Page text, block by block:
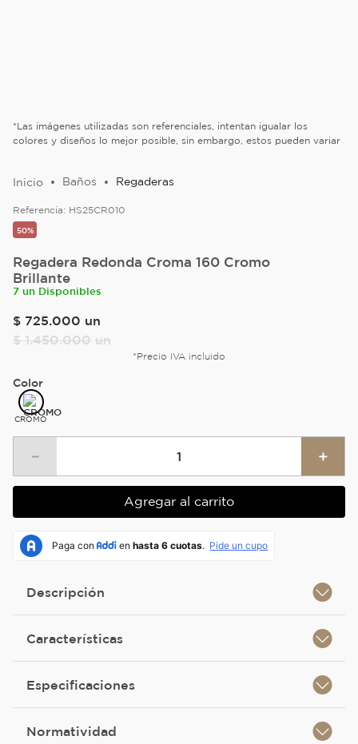
*Las imágenes utilizadas son referenciales, intentan igualar los
colores y diseños lo mejor posible, sin embargo, estos pueden variar
Baños Regaderas
Referencia: HS25CR010
50%
Regadera Redonda Croma 160 Cromo
Brillante
7 un Disponibles
$ 725.000 un
$ 1.450.000 un
*Precio IVA incluido
Color
CROMO
＋
－
Agregar al carrito
Descripción
Características
Especificaciones
Normatividad